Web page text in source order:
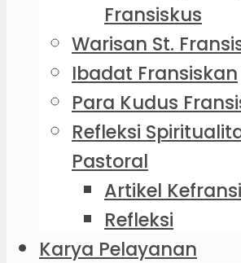
Fransiskus
Warisan St.
Ibadat Fransiskan
Para Kudus
Refleksi
Pastoral
Artikel
Refleksi
Karya Pelayanan